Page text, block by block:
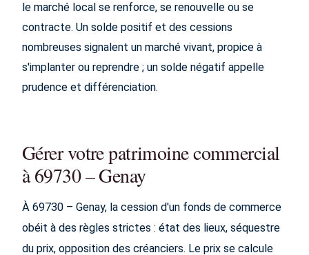
le marché local se renforce, se renouvelle ou se
contracte. Un solde positif et des cessions
nombreuses signalent un marché vivant, propice à
s'implanter ou reprendre ; un solde négatif appelle
prudence et différenciation.
Gérer votre patrimoine commercial
à 69730 – Genay
À 69730 – Genay, la cession d'un fonds de commerce
obéit à des règles strictes : état des lieux, séquestre
du prix, opposition des créanciers. Le prix se calcule